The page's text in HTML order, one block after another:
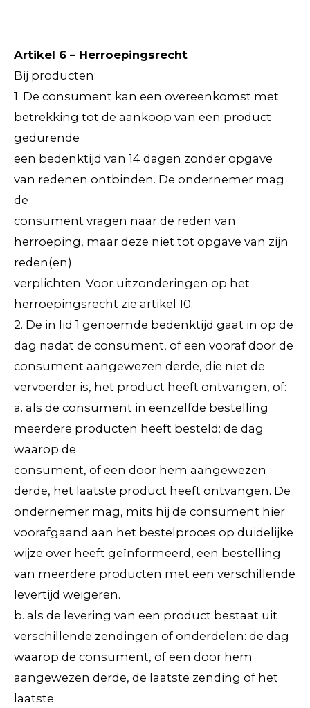
Artikel 6 – Herroepingsrecht
Bij producten:
1. De consument kan een overeenkomst met
betrekking tot de aankoop van een product
gedurende
een bedenktijd van 14 dagen zonder opgave
van redenen ontbinden. De ondernemer mag
de
consument vragen naar de reden van
herroeping, maar deze niet tot opgave van zijn
reden(en)
verplichten. Voor uitzonderingen op het
herroepingsrecht zie artikel 10.
2. De in lid 1 genoemde bedenktijd gaat in op de
dag nadat de consument, of een vooraf door de
consument aangewezen derde, die niet de
vervoerder is, het product heeft ontvangen, of:
a. als de consument in eenzelfde bestelling
meerdere producten heeft besteld: de dag
waarop de
consument, of een door hem aangewezen
derde, het laatste product heeft ontvangen. De
ondernemer mag, mits hij de consument hier
voorafgaand aan het bestelproces op duidelijke
wijze over heeft geïnformeerd, een bestelling
van meerdere producten met een verschillende
levertijd weigeren.
b. als de levering van een product bestaat uit
verschillende zendingen of onderdelen: de dag
waarop de consument, of een door hem
aangewezen derde, de laatste zending of het
laatste